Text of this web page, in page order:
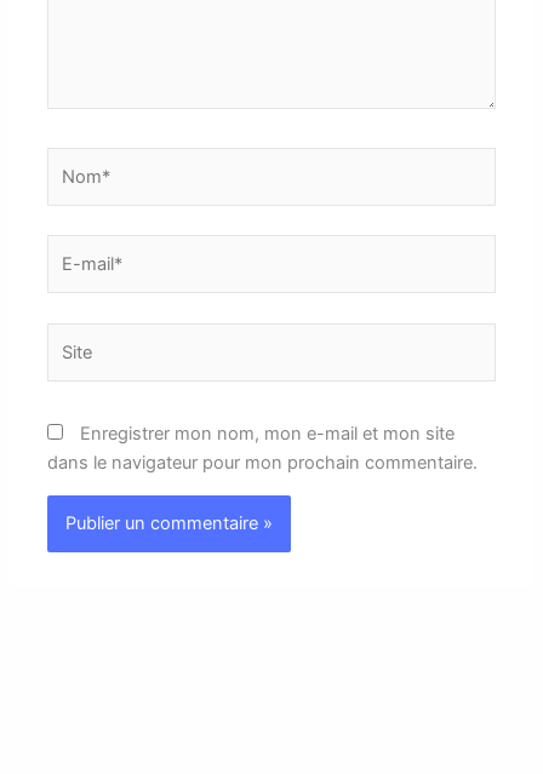
Enregistrer mon nom, mon e-mail et mon site
dans le navigateur pour mon prochain commentaire.